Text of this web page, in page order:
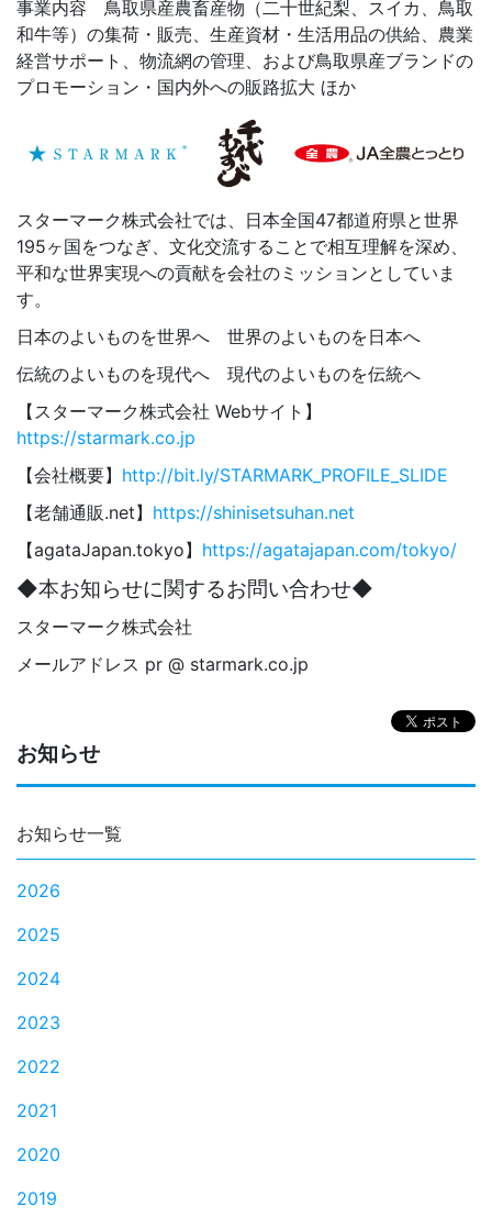
お知らせ
お知らせ一覧
2026
2025
2024
2023
2022
2021
2020
2019
事業内容 鳥取県産農畜産物（二十世紀梨、スイカ、鳥取
和牛等）の集荷・販売、生産資材・生活用品の供給、農業
経営サポート、物流網の管理、および鳥取県産ブランドの
プロモーション・国内外への販路拡大 ほか
スターマーク株式会社では、日本全国47都道府県と世界
195ヶ国をつなぎ、文化交流することで相互理解を深め、
平和な世界実現への貢献を会社のミッションとしていま
す。
日本のよいものを世界へ 世界のよいものを日本へ
伝統のよいものを現代へ 現代のよいものを伝統へ
【スターマーク株式会社 Webサイト】
https://starmark.co.jp
【会社概要】 http://bit.ly/STARMARK_PROFILE_SLIDE
【老舗通販.net】 https://shinisetsuhan.net
【agataJapan.tokyo】 https://agatajapan.com/tokyo/
◆本お知らせに関するお問い合わせ◆
スターマーク株式会社
メールアドレス pr @ starmark.co.jp